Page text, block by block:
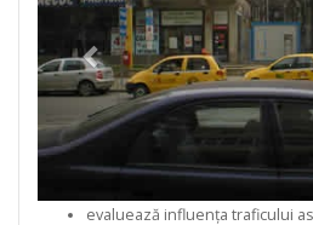
evaluează influența traficului
raza ariei de reprezentativitate